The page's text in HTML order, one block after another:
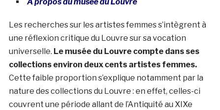
À propos du musée du Louvre
Les recherches sur les artistes femmes s’intègrent à
une réflexion critique du Louvre sur sa vocation
universelle. Le musée du Louvre compte dans ses
collections environ deux cents artistes femmes.
Cette faible proportion s’explique notamment par la
nature des collections du Louvre : en effet, celles-ci
couvrent une période allant de l’Antiquité au XIXe